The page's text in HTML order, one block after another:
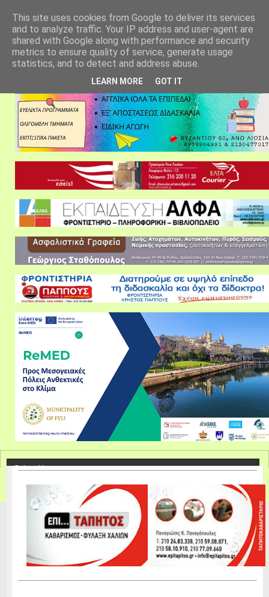
This site uses cookies from Google to deliver its services
and to analyze traffic. Your IP address and user-agent are
shared with Google along with performance and security
metrics to ensure quality of service, generate usage
statistics, and to detect and address abuse.
LEARN MORE GOT IT